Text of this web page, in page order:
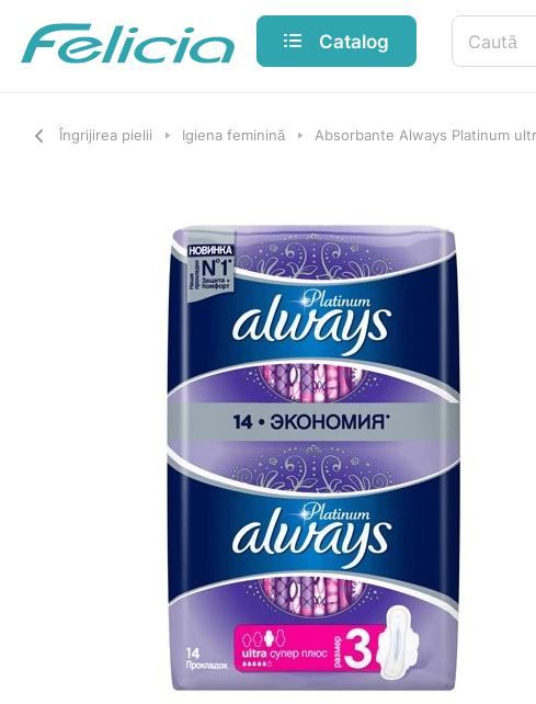
Catalog
Îngrijirea pielii Igiena feminină Absorbante Always Platinum